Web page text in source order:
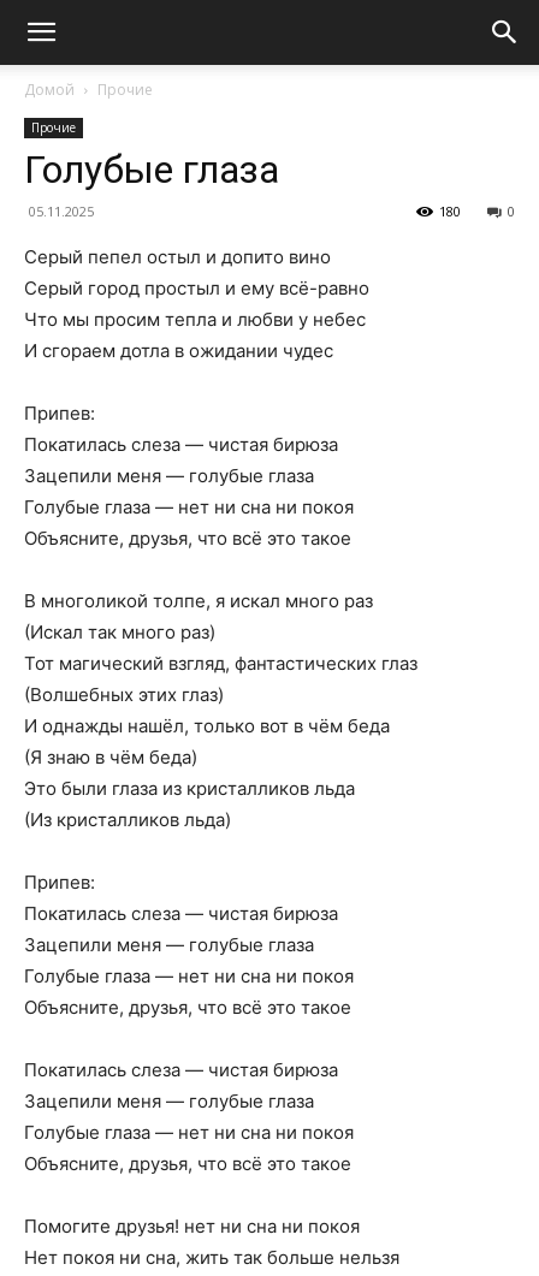
Домой Прочие
Прочие
Голубые глаза
05.11.2025 0
180
Серый пепел остыл и допито вино
Серый город простыл и ему всё-равно
Что мы просим тепла и любви у небес
И сгораем дотла в ожидании чудес
Припев:
Покатилась слеза — чистая бирюза
Зацепили меня — голубые глаза
Голубые глаза — нет ни сна ни покоя
Объясните, друзья, что всё это такое
В многоликой толпе, я искал много раз
(Искал так много раз)
Тот магический взгляд, фантастических глаз
(Волшебных этих глаз)
И однажды нашёл, только вот в чём беда
(Я знаю в чём беда)
Это были глаза из кристалликов льда
(Из кристалликов льда)
Припев:
Покатилась слеза — чистая бирюза
Зацепили меня — голубые глаза
Голубые глаза — нет ни сна ни покоя
Объясните, друзья, что всё это такое
Покатилась слеза — чистая бирюза
Зацепили меня — голубые глаза
Голубые глаза — нет ни сна ни покоя
Объясните, друзья, что всё это такое
Помогите друзья! нет ни сна ни покоя
Нет покоя ни сна, жить так больше нельзя